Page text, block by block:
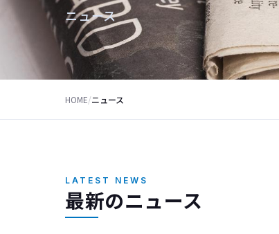
ニュース
HOME/ニュース
LATEST NEWS
最新のニュース